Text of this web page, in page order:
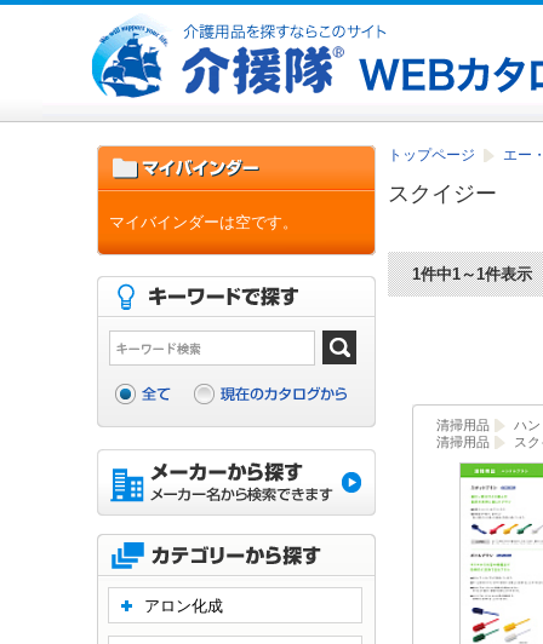
トップページ エー
スクイジー
1件中1～1件表示
清掃用品
ハン
清掃用品
ス
マイバインダーは空です。
アロン化成